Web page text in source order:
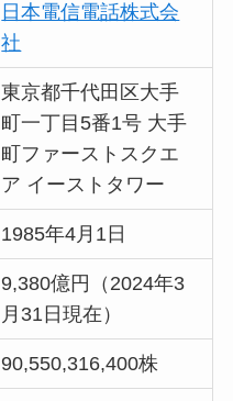
日本電信電話株式会
社
東京都千代田区大手
町一丁目5番1号 大手
町ファーストスクエ
ア イーストタワー
1985年4月1日
9,380億円（2024年3
月31日現在）
90,550,316,400株